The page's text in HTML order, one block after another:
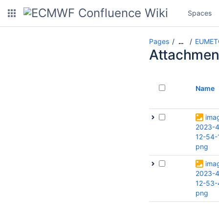
Spaces
Pages …
Name
2023-
12-54-
png
2023-
12-53-
png